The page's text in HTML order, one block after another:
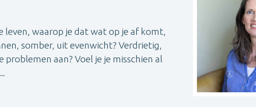
leven, waarop je dat wat op je af komt,
somber, uit evenwicht? Verdrietig,
aan? Voel je je misschien al